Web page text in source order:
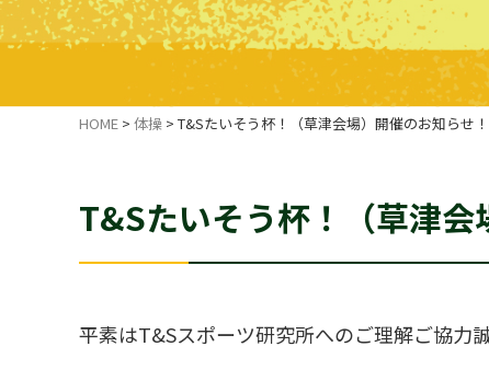
HOME > 体操 > T&Sたいそう杯！（草津会場）開催のお知らせ！
T&Sたいそう杯！（草津会
平素はT&Sスポーツ研究所へのご理解ご協力